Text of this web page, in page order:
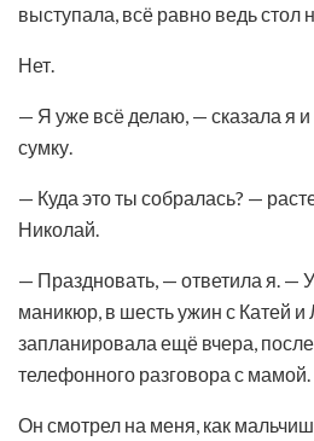
выступала, всё равно ведь стол
Нет.
— Я уже всё делаю, — сказала я
сумку.
— Куда это ты собралась? —
Николай.
— Праздновать, — ответила я. —
маникюр, в шесть ужин с Катей и
запланировала ещё вчера,
телефонного разговора с мамой.
Он смотрел на меня, как